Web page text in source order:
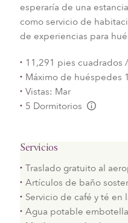
esperaría de una
como servicio de
de experiencias para
11,291 pies cuadrados
Máximo de huéspedes
Vistas: Mar
5 Dormitorios
Servicios
Traslado gratuito al
Artículos de baño
Servicio de café y té en
Agua potable